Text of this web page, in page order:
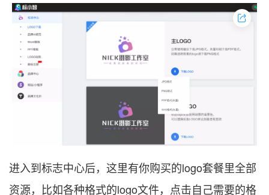
进入到标志中心后，这里有你购买的logo套餐里全部
资源，比如各种格式的logo文件，点击自己需要的格